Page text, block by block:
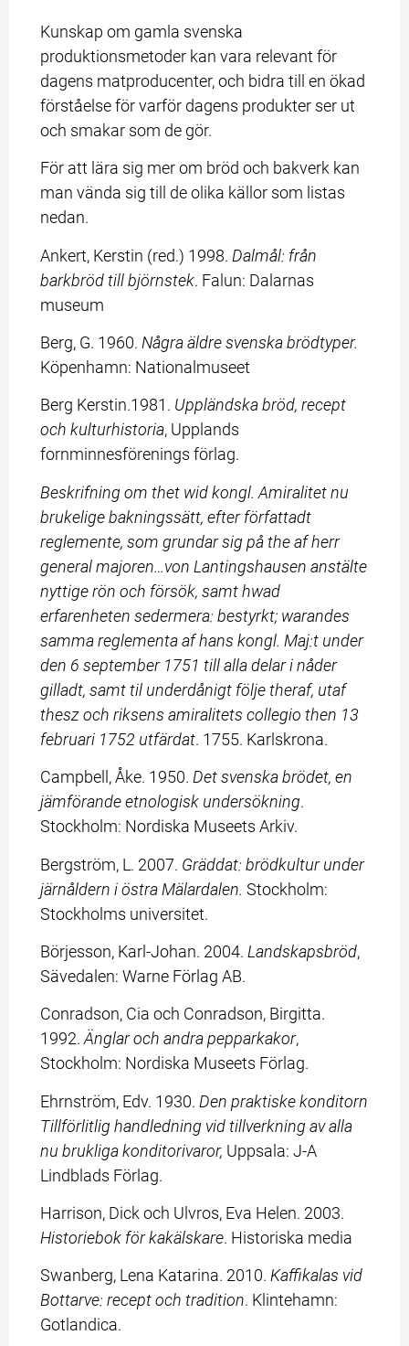
Kunskap om gamla svenska
produktionsmetoder kan vara relevant för
dagens matproducenter, och bidra till en ökad
förståelse för varför dagens produkter ser ut
och smakar som de gör.
För att lära sig mer om bröd och bakverk kan
man vända sig till de olika källor som listas
nedan.
Ankert, Kerstin (red.) 1998. Dalmål: från
barkbröd till björnstek. Falun: Dalarnas
museum
Berg, G. 1960.
Köpenhamn: Nationalmuseet
Berg Kerstin.1981. Uppländska bröd, recept
och kulturhistoria, Upplands
fornminnesförenings förlag.
Beskrifning om thet wid kongl. Amiralitet nu
brukelige bakningssätt, efter författadt
reglemente, som grundar sig på the af herr
general majoren…von Lantingshausen anstälte
nyttige rön och försök, samt hwad
erfarenheten sedermera: bestyrkt; warandes
samma reglementa af hans kongl. Maj:t under
den 6 september 1751 till alla delar i nåder
gilladt, samt til underdånigt följe theraf, utaf
thesz och riksens amiralitets collegio then 13
februari 1752 utfärdat. 1755. Karlskrona.
Campbell, Åke. 1950. Det svenska brödet, en
jämförande etnologisk undersökning.
Stockholm: Nordiska Museets Arkiv.
Bergström, L. 2007. Gräddat: brödkultur under
järnåldern i östra Mälardalen. Stockholm:
Stockholms universitet.
Börjesson, Karl-Johan. 2004. Landskapsbröd,
Sävedalen: Warne Förlag AB.
Conradson, Cia och Conradson, Birgitta.
1992. Änglar och andra pepparkakor,
Stockholm: Nordiska Museets Förlag.
Ehrnström, Edv. 1930. Den praktiske konditorn
Tillförlitlig handledning vid tillverkning av alla
nu brukliga konditorivaror, Uppsala: J-A
Lindblads Förlag.
Historiebok för kakälskare. Historiska media
Swanberg, Lena Katarina. 2010. Kaffikalas vid
Bottarve: recept och tradition. Klintehamn:
Gotlandica.